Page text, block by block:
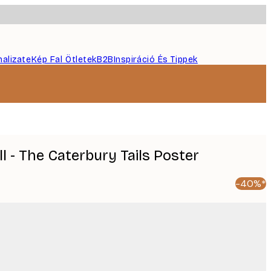
Kép Fal ÖtletekB2BInspiráció És Tippek
- The Caterbury Tails Poster
-40%*